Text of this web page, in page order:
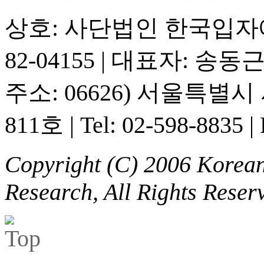
상호: 사단법인 한국입
82-04155 | 대표자: 송동
주소: 06626) 서울특별
811호 | Tel: 02-598-8835 |
Copyright (C) 2006
Research, All Rights